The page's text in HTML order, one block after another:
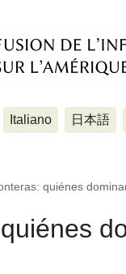
Italiano 日本語
quiénes